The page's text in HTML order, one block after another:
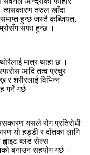
त्यसकारण तरुल खाँदा
हुन्छ जस्तै कब्जियत,
सफा हुन्छ ।
मात्र थाहा छ ।
आदि तत्व प्रचुर
र शरीरलाई विभिन्न
गर्ने गर्छ ।
यसले रोग प्रतिरोधी
यो हड्डी र दाँतका लागि
ब्लड सेल्स
बनाउन सहयोग गर्छ ।